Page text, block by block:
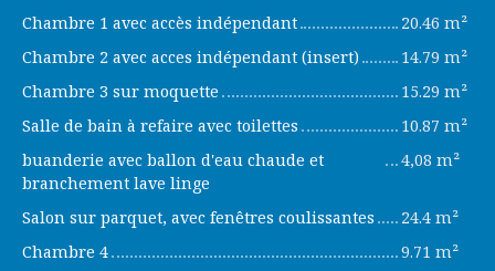
Chambre 1 avec accès indépendant
20.46 m²
Chambre 2 avec acces indépendant (insert)
14.79 m²
Chambre 3 sur moquette
15.29 m²
Salle de bain à refaire avec toilettes
10.87 m²
buanderie avec ballon d'eau chaude et
branchement lave linge
4,08 m²
Salon sur parquet, avec fenêtres coulissantes
24.4 m²
Chambre 4
9.71 m²